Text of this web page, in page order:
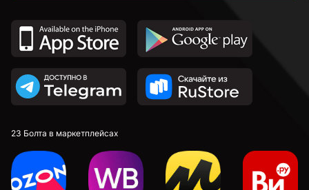
23 Болта в маркетплейсах